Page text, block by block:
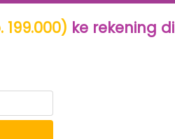
ke rekening di